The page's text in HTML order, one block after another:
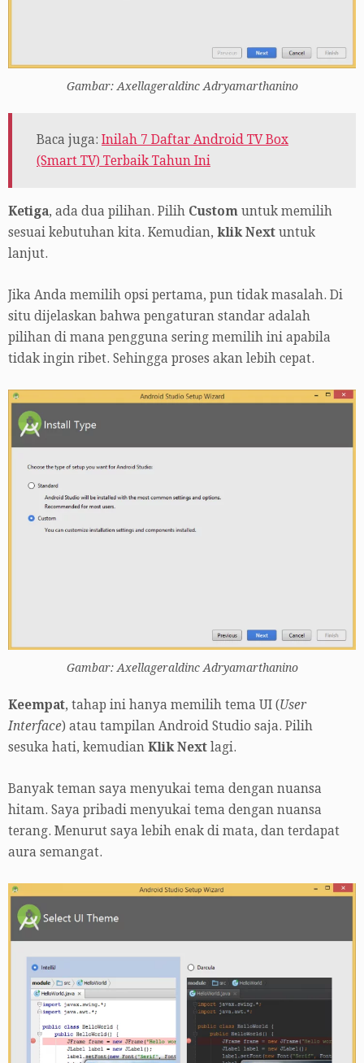
Gambar: Axellageraldinc Adryamarthanino
Baca juga: Inilah 7 Daftar Android TV Box
(Smart TV) Terbaik Tahun Ini
Ketiga, ada dua pilihan. Pilih Custom untuk memilih
sesuai kebutuhan kita. Kemudian, klik Next untuk
lanjut.
Jika Anda memilih opsi pertama, pun tidak masalah. Di
situ dijelaskan bahwa pengaturan standar adalah
pilihan di mana pengguna sering memilih ini apabila
tidak ingin ribet. Sehingga proses akan lebih cepat.
Gambar: Axellageraldinc Adryamarthanino
Keempat, tahap ini hanya memilih tema UI (User
Interface) atau tampilan Android Studio saja. Pilih
sesuka hati, kemudian Klik Next lagi.
Banyak teman saya menyukai tema dengan nuansa
hitam. Saya pribadi menyukai tema dengan nuansa
terang. Menurut saya lebih enak di mata, dan terdapat
aura semangat.